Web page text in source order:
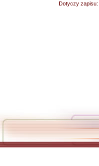
Dotyczy zapisu: